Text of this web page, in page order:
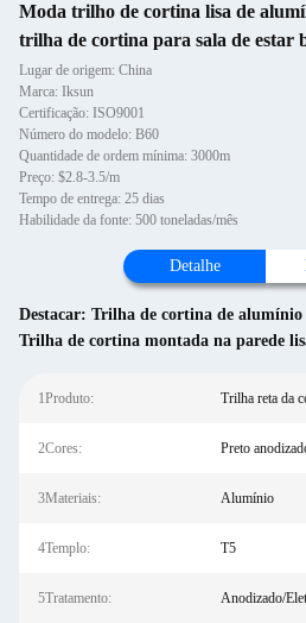
Moda trilho de cortina lisa de
trilha de cortina para sala de estar
Lugar de origem: China
Marca: Iksun
Certificação: ISO9001
Número do modelo: B60
Quantidade de ordem mínima: 3000m
Preço: $2.8-3.5/m
Tempo de entrega: 25 dias
Habilidade da fonte: 500 toneladas/mês
Detalhe
Destacar: Trilha de cortina de alumínio
Trilha de cortina montada na parede
1Produto: Trilha reta da
2Cores: Preto
3Materiais: Alumínio
4Templo: T5
5Tratamento: Anodizado/